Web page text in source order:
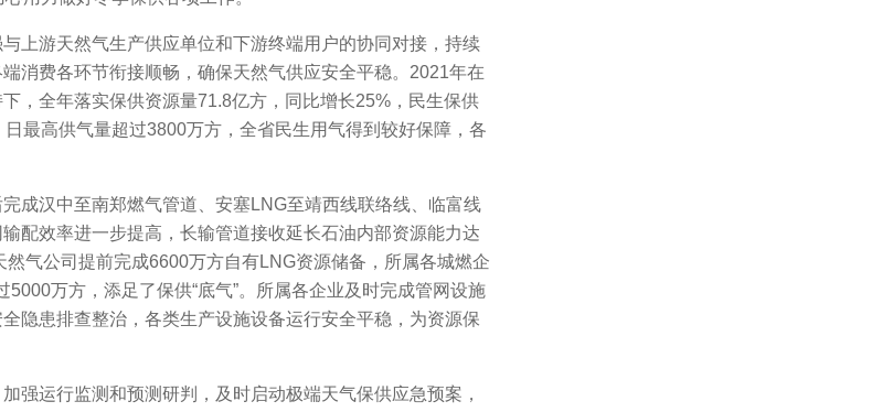
上游天然气生产供应单位和下游终端用户的协同对接，持续
消费各环节衔接顺畅，确保天然气供应安全平稳。2021年在
，全年落实保供资源量71.8亿方，同比增长25%，民生保供
最高供气量超过3800万方，全省民生用气得到较好保障，各
成汉中至南郑燃气管道、安塞LNG至靖西线联络线、临富线
配效率进一步提高，长输管道接收延长石油内部资源能力达
气公司提前完成6600万方自有LNG资源储备，所属各城燃企
万方，添足了保供“底气”。所属各企业及时完成管网设施
隐患排查整治，各类生产设施设备运行安全平稳，为资源保
强运行监测和预测研判，及时启动极端天气保供应急预案，